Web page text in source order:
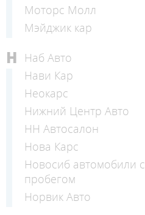
Моторс Молл
Мэйджик кар
Н
Наб Авто
Нави Кар
Неокарс
Нижний Центр Авто
НН Автосалон
Нова Карс
Новосиб автомобили с
пробегом
Норвик Авто